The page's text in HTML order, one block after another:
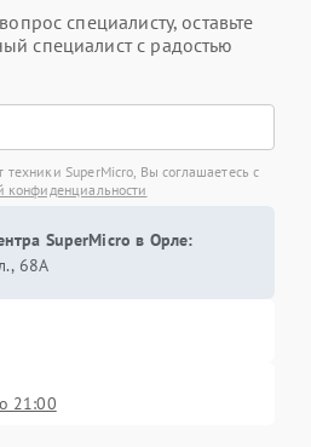
специалисту, оставьте
специалист с радостью
техники SuperMicro, Вы соглашаетесь с
конфиденциальности
SuperMicro в Орле:
68А
21:00